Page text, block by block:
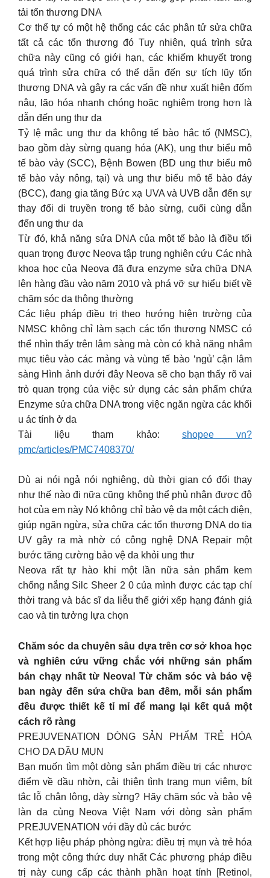
tải tổn thương DNA
Cơ thể tự có một hệ thống các các phân tử sửa chữa
tất cả các tổn thương đó Tuy nhiên, quá trình sửa
chữa này cũng có giới hạn, các khiếm khuyết trong
quá trình sửa chữa có thể dẫn đến sự tích lũy tổn
thương DNA và gây ra các vấn đề như xuất hiện đốm
nâu, lão hóa nhanh chóng hoặc nghiêm trọng hơn là
dẫn đến ung thư da
Tỷ lệ mắc ung thư da không tế bào hắc tố (NMSC),
bao gồm dày sừng quang hóa (AK), ung thư biểu mô
tế bào vảy (SCC), Bệnh Bowen (BD ung thư biểu mô
tế bào vảy nông, tại) và ung thư biểu mô tế bào đáy
(BCC), đang gia tăng Bức xạ UVA và UVB dẫn đến sự
thay đổi di truyền trong tế bào sừng, cuối cùng dẫn
đến ung thư da
Từ đó, khả năng sửa DNA của một tế bào là điều tối
quan trọng được Neova tập trung nghiên cứu Các nhà
khoa học của Neova đã đưa enzyme sửa chữa DNA
lên hàng đầu vào năm 2010 và phá vỡ sự hiểu biết về
chăm sóc da thông thường
Các liệu pháp điều trị theo hướng hiện trường của
NMSC không chỉ làm sạch các tổn thương NMSC có
thể nhìn thấy trên lâm sàng mà còn có khả năng nhắm
mục tiêu vào các mảng và vùng tế bào ‘ngủ’ cận lâm
sàng Hình ảnh dưới đây Neova sẽ cho bạn thấy rõ vai
trò quan trọng của việc sử dụng các sản phẩm chứa
Enzyme sửa chữa DNA trong việc ngăn ngừa các khối
u ác tính ở da
Tài liệu tham khảo: shopee vn?
pmc/articles/PMC7408370/
Dù ai nói ngả nói nghiêng, dù thời gian có đổi thay
như thế nào đi nữa cũng không thể phủ nhận được độ
hot của em này Nó không chỉ bảo vệ da một cách diện,
giúp ngăn ngừa, sửa chữa các tổn thương DNA do tia
UV gây ra mà nhờ có công nghệ DNA Repair một
bước tăng cường bảo vệ da khỏi ung thư
Neova rất tự hào khi một lần nữa sản phẩm kem
chống nắng Silc Sheer 2 0 của mình được các tạp chí
thời trang và bác sĩ da liễu thế giới xếp hạng đánh giá
cao và tin tưởng lựa chọn
Chăm sóc da chuyên sâu dựa trên cơ sở khoa học
và nghiên cứu vững chắc với những sản phẩm
bán chạy nhất từ Neova! Từ chăm sóc và bảo vệ
ban ngày đến sửa chữa ban đêm, mỗi sản phẩm
đều được thiết kế tỉ mỉ để mang lại kết quả một
cách rõ ràng
PREJUVENATION DÒNG SẢN PHẨM TRẺ HÓA
CHO DA DẦU MỤN
Bạn muốn tìm một dòng sản phẩm điều trị các nhược
điểm về dầu nhờn, cải thiện tình trạng mụn viêm, bít
tắc lỗ chân lông, dày sừng? Hãy chăm sóc và bảo vệ
làn da cùng Neova Việt Nam với dòng sản phẩm
PREJUVENATION với đầy đủ các bước
Kết hợp liệu pháp phòng ngừa: điều trị mụn và trẻ hóa
trong một công thức duy nhất Các phương pháp điều
trị này cung cấp các thành phần hoạt tính [Retinol,